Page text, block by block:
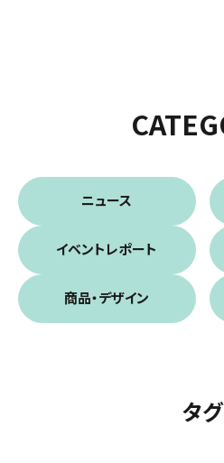
ニュース
イベントレポート
商品・デザイン
タグ